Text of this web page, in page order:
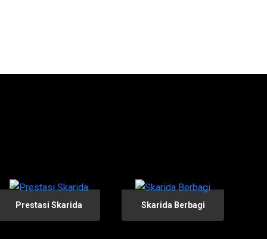
Prestasi Skarida Skarida Berbagi